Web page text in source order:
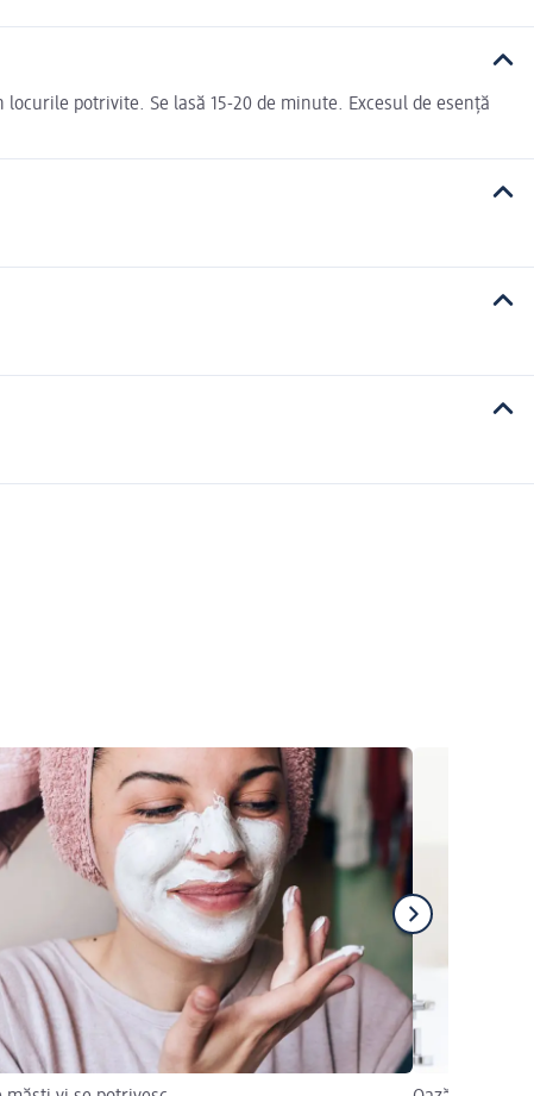
potrivite. Se lasă 15-20 de minute. Excesul de esență